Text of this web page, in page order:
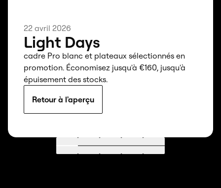
22 avril 2026
Light Days
cadre Pro blanc et plateaux sélectionnés en
promotion. Économisez jusqu'à €160, jusqu'à
épuisement des stocks.
Retour à l'aperçu
Aller à 1Aller à 2Aller à 3Aller à 4Aller à 5